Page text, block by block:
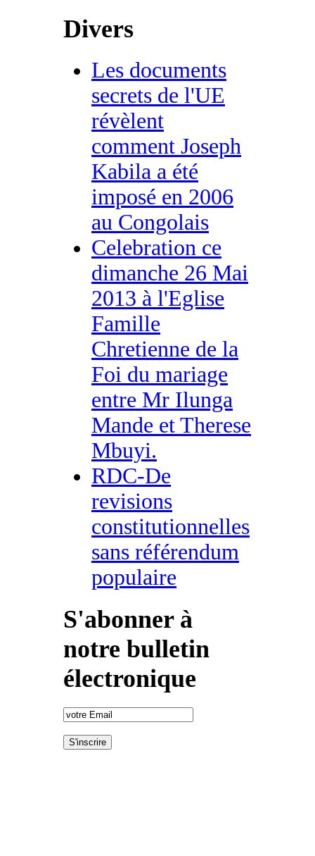
Divers
Les documents
secrets de l'UE
révèlent
comment Joseph
Kabila a été
imposé en 2006
au Congolais
Celebration ce
dimanche 26 Mai
2013 à l'Eglise
Famille
Chretienne de la
Foi du mariage
entre Mr Ilunga
Mande et Therese
Mbuyi.
RDC-De
revisions
constitutionnelles
sans référendum
populaire
S'abonner à
notre bulletin
électronique